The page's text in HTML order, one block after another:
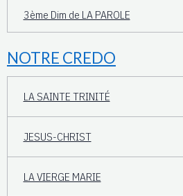
3ème Dim de LA PAROLE
NOTRE CREDO
LA SAINTE TRINITÉ
JESUS-CHRIST
LA VIERGE MARIE